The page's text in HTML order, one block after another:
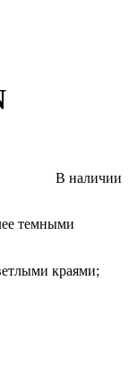
В наличии
темными
краями;